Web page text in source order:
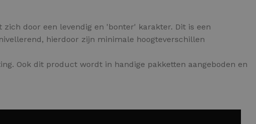
door een levendig en 'bonter' karakter. Dit is een
hierdoor zijn minimale hoogteverschillen
Ook dit product wordt in handige pakketten aangeboden en